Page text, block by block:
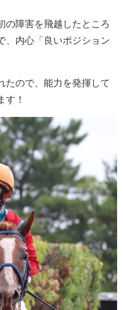
の障害を飛越したところ
、内心「良いポジション
たので、能力を発揮して
す！